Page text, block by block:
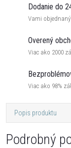
Dodanie do
Vami
Overený
Viac ako 2000
Viac ako 98%
Popis produktu
Podrobný